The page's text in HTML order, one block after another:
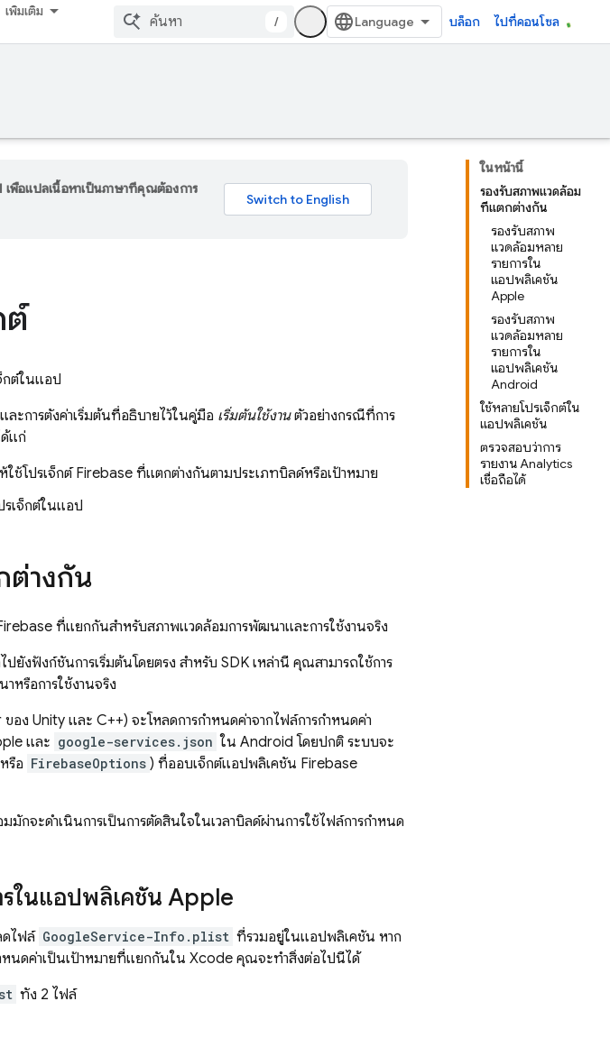
เพิ่มเติม
/ บล็อก ไปที่คอนโซล
ในหน้านี้
รองรับสภาพแวดล้อม
ที่แตกต่างกัน
รองรับสภาพ
แวดล้อมหลาย
รายการใน
แอปพลิเคชัน
Apple
รองรับสภาพ
แวดล้อมหลาย
รายการใน
แอปพลิเคชัน
Android
ใช้หลายโปรเจ็กต์ใน
แอปพลิเคชัน
ตรวจสอบว่าการ
รายงาน Analytics
เชื่อถือได้
พื่อแปลเนื้อหาเป็นภาษาที่คุณต้องการ
ต์
กต์ในแอป
ละการตั้งค่าเริ่มต้นที่อธิบายไว้ในคู่มือ เริ่มต้นใช้งานตัวอย่างกรณีที่การ
แก่
ช้โปรเจ็กต์ Firebase ที่แตกต่างกันตามประเภทบิลด์หรือเป้าหมาย
รเจ็กต์ในแอป
ต่างกัน
ที่แยกกันสำหรับสภาพแวดล้อมการพัฒนาและการใช้งานจริง
ยังฟังก์ชันการเริ่มต้นโดยตรง สำหรับ SDK เหล่านี้ คุณสามารถใช้การ
หรือการใช้งานจริง
Unity และ C++) จะโหลดการกำหนดค่าจากไฟล์การกำหนดค่า
และ google-services.json ใน Android โดยปกติ ระบบจะ
หรือ FirebaseOptions ) ที่ออบเจ็กต์แอปพลิเคชัน Firebase
กจะดำเนินการเป็นการตัดสินใจในเวลาบิลด์ผ่านการใช้ไฟล์การกำหนด
รในแอปพลิเคชัน Apple
ดไฟล์ GoogleService-Info.plist ที่รวมอยู่ในแอปพลิเคชัน หาก
หนดค่าเป็นเป้าหมายที่แยกกันใน Xcode คุณจะทำสิ่งต่อไปนี้ได้
ทั้ง 2 ไฟล์